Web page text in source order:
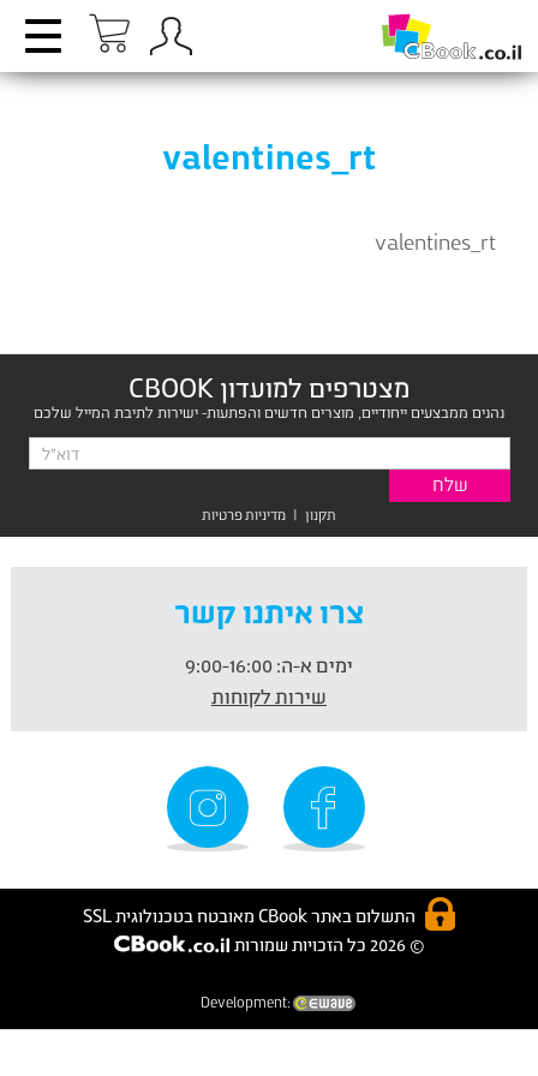
valentines_rt
valentines_rt
מצטרפים למועדון CBOOK
נהנים ממבצעים ייחודיים, מוצרים חדשים והפתעות- ישירות לתיבת המייל שלכם
תקנון | מדיניות פרטיות
צרו איתנו קשר
ימים א-ה:
שירות לקוחות
התשלום באתר CBook מאובטח בטכנולוגית SSL
© 2026 כל הזכויות שמורות
Development: